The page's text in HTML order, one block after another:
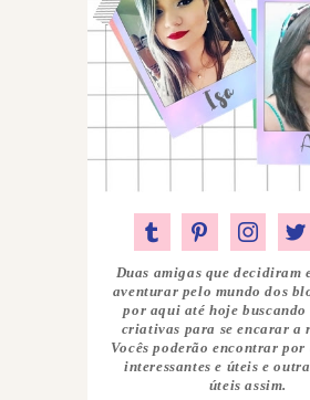
Duas amigas que decidiram
aventurar pelo mundo dos
por aqui até hoje buscando
criativas para se encarar a
Vocês poderão encontrar
interessantes e úteis e
úteis assim.